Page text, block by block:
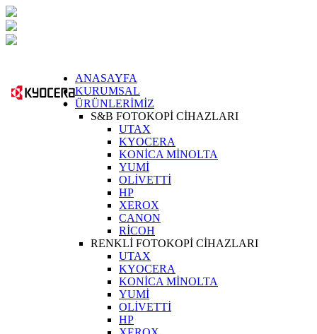
ANASAYFA
KURUMSAL
ÜRÜNLERİMİZ
S&B FOTOKOPİ CİHAZLARI
UTAX
KYOCERA
KONİCA MİNOLTA
YUMİ
OLİVETTİ
HP
XEROX
CANON
RİCOH
RENKLİ FOTOKOPİ CİHAZLARI
UTAX
KYOCERA
KONİCA MİNOLTA
YUMİ
OLİVETTİ
HP